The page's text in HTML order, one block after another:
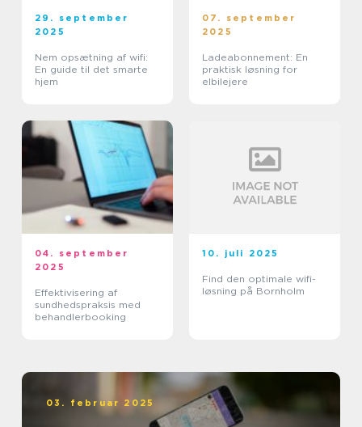
29. september
2025
Nem opsætning af wifi:
En guide til det smarte
hjem
07. september
2025
Ladeabonnement: En
praktisk løsning for
elbilejere
04. september
2025
Effektivisering af
sundhedspraksis med
behandlerbooking
10. juli 2025
Find den optimale wifi-
løsning på Bornholm
03. februar 2025